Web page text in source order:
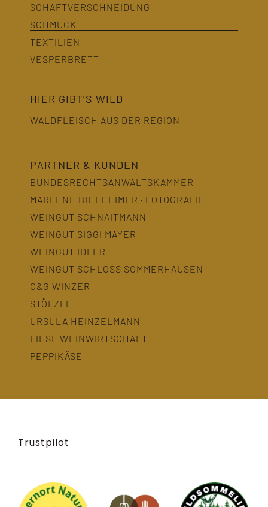
SCHAFTVERSCHNEIDUNG
SCHMUCK
TEXTILIEN
VESPERBRETT
HIER GIBT’S WILD
WALDFLEISCH AUS DER REGION
PARTNER & KUNDEN
BUNDESRECHTSANWALTSKAMMER
MARLENE BIHLHEIMER · FOTOGRAFIE
WEINGUT SCHNAITMANN
WEINGUT SIGGI MAYER
WEINGUT IDLER
WEINGUT SCHLOSS SOMMERHAUSEN
C&G WINZER
STÖLZLE
URSULA HEINZELMANN
LIESL WEINWIRTSCHAFT
PEPPIKÄSE
Trustpilot